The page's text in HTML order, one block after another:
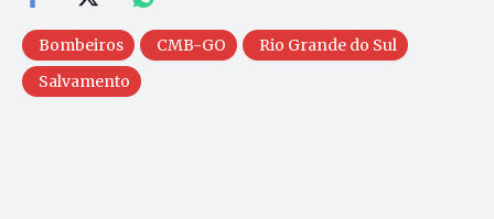
Bombeiros CMB-GO
Rio Grande do Sul
Salvamento